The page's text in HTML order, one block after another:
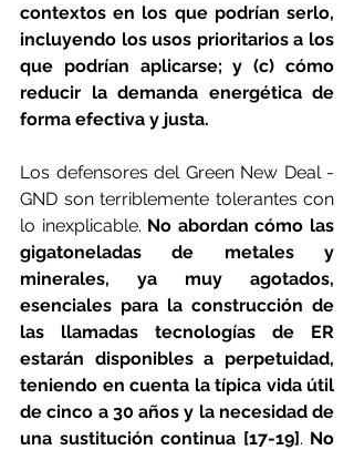
contextos en los que podrían serlo,
incluyendo los usos prioritarios a los
que podrían aplicarse; y (c) cómo
reducir la demanda energética de
forma efectiva y justa.
Los defensores del Green New Deal -
GND son terriblemente tolerantes con
lo inexplicable. No abordan cómo las
gigatoneladas de metales y
minerales, ya muy agotados,
esenciales para la construcción de
las llamadas tecnologías de ER
estarán disponibles a perpetuidad,
teniendo en cuenta la típica vida útil
de cinco a 30 años y la necesidad de
una sustitución continua [17-19]. No